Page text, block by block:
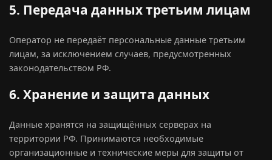
5. Передача данных третьим лицам
Оператор не передаёт персональные данные третьим
лицам, за исключением случаев, предусмотренных
законодательством РФ.
6. Хранение и защита данных
Данные хранятся на защищённых серверах на
территории РФ. Принимаются необходимые
организационные и технические меры для защиты от